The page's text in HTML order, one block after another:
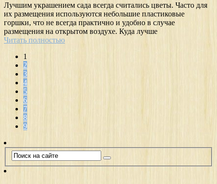
Лучшим украшением сада всегда считались цветы. Часто для
их размещения используются небольшие пластиковые
горшки, что не всегда практично и удобно в случае
размещения на открытом воздухе. Куда лучше
Читать полностью
1
2
3
4
5
6
7
8
9